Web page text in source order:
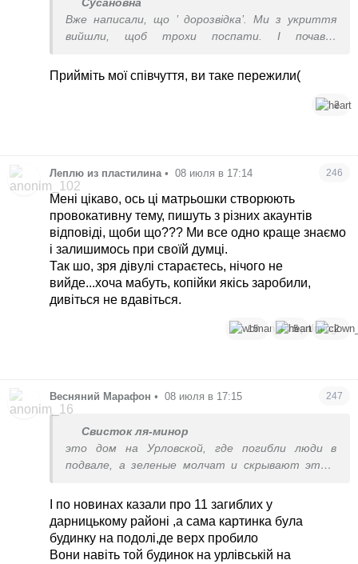
Сусановна
Вже написали, що ’ дорозвідка’. Ми з укриття
вийшли, щоб трохи поспати. І почався
Уявіть цей жах, коли лунає відбій, а у нас будинок
У тих людей, що біля центра просто не було
Прийміть мої співчуття, ви таке пережили(
2
Леплю из пластилина • 08 июля в 17:14 246
Мені цікаво, ось ці матрьошки створюють
провокативну тему, пишуть з різних акаунтів
відповіді, щоби що??? Ми все одно краще знаємо
і залишимось при своїй думці.
Так шо, зря дівулі стараєтесь, нічого не
вийде...хоча мабуть, копійки якісь заробили,
дивіться не вдавіться.
15 5 2
Весняний Марафон • 08 июля в 17:15 247
Свисток ля-минор
это дом на Урловской, где погибли люди в
подвале, а зеленые молчат и скрывают этот
укриття’
І по новинах казали про 11 загиблих у
дарницькому районі ,а сама картинка була
будинку на подолі,де верх пробило
Вони навіть той будинок на урлівській на